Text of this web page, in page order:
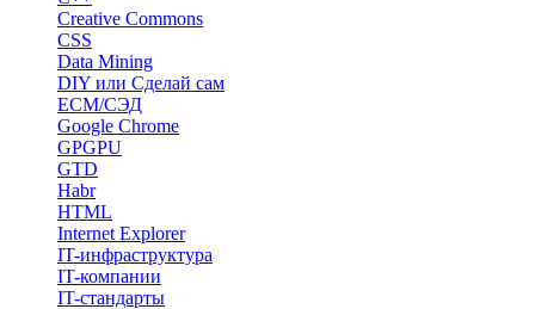
Creative Commons
CSS
Data Mining
DIY или Сделай сам
ECM/СЭД
Google Chrome
GPGPU
GTD
Habr
HTML
Internet Explorer
IT-инфраструктура
IT-компании
IT-стандарты